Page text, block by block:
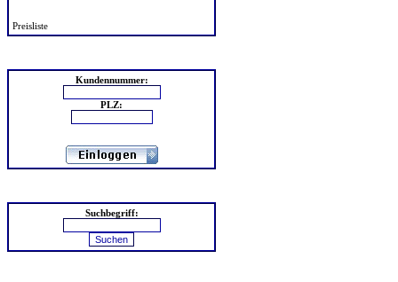
Preisliste
Kundennummer:
PLZ:
Suchbegriff: